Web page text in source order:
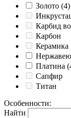
Золото (4)
Карбид
Карбон
Керамика
Платина
Сапфир
Титан
Особенности:
Найти